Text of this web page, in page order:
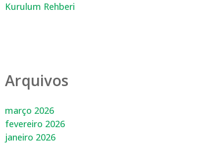
Kurulum Rehberi
Arquivos
março 2026
fevereiro 2026
janeiro 2026